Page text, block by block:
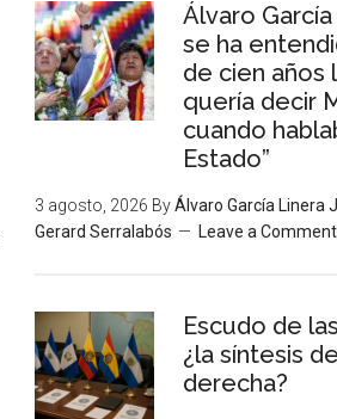
Álvaro García
se ha
de cien años
quería decir
cuando
Estado”
3 agosto, 2026 ByÁlvaro García Linera
Gerard Serralabós
Leave a Comment
Escudo de
¿la síntesis
derecha?